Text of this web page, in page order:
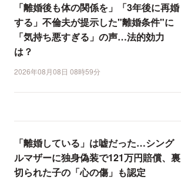
「離婚後も体の関係を」「3年後に再婚
する」不倫夫が提示した"離婚条件"に
「気持ち悪すぎる」の声…法的効力
は？
2026年08月08日 08時59分
「離婚している」は嘘だった…シング
ルマザーに独身偽装で121万円賠償、裏
切られた子の「心の傷」も認定